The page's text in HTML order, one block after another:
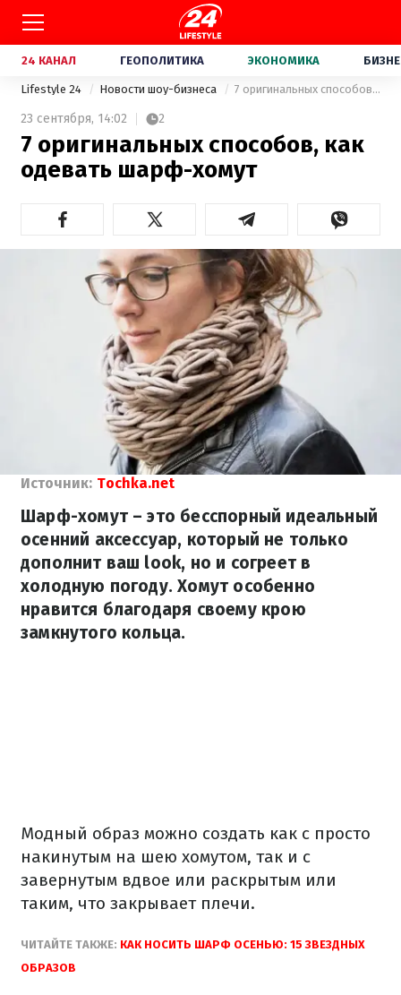
24 КАНАЛ ГЕОПОЛИТИКА ЭКОНОМИКА
Lifestyle 24 Новости шоу-бизнеса 7 оригинальных способов, как одевать шарф-хомут
23 сентября, 14:02 2
7 оригинальных способов, как
одевать шарф-хомут
Источник: Tochka.net
Шарф-хомут – это бесспорный идеальный
осенний аксессуар, который не только
дополнит ваш look, но и согреет в
холодную погоду. Хомут особенно
нравится благодаря своему крою
замкнутого кольца.
Модный образ можно создать как с просто
накинутым на шею хомутом, так и с
завернутым вдвое или раскрытым или
таким, что закрывает плечи.
ЧИТАЙТЕ ТАКЖЕ: КАК НОСИТЬ ШАРФ ОСЕНЬЮ: 15 ЗВЕЗДНЫХ
ОБРАЗОВ